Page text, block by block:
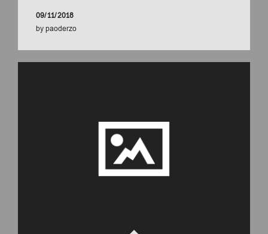
09/11/2018
by paoderzo